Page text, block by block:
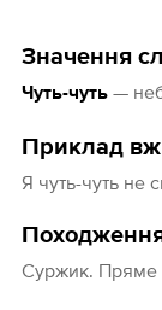
Значення
Чуть-чуть—
Приклад
Я чуть-чуть не
Суржик. Пряме